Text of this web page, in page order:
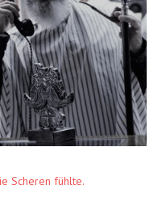
Scheren fühlte.